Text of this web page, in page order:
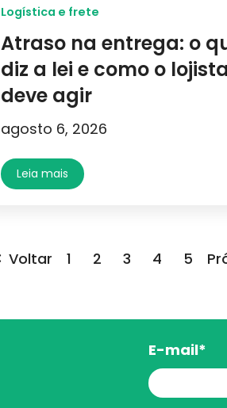
Logística e frete
Atraso na entrega: o
diz a lei e como o lojista
deve agir
agosto 6, 2026
Leia mais
Voltar 1 2 3 4 5
E-mail*